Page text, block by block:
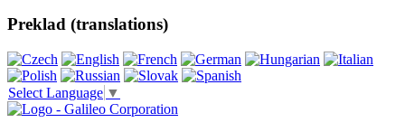
Preklad (translations)
Select Language ▼